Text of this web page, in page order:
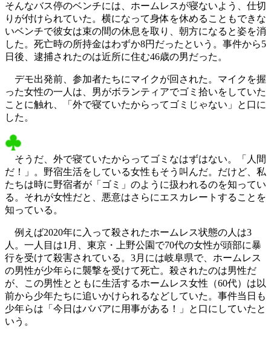
そんなバス停のベンチには、ホームレスが寝ないよう、仕切
りが付けられていた。横になって身体を休めることもできな
いベンチで彼女は束の間の休息を取り、朝方になると姿を消
した。死亡時の所持金はわずか8円だったという。事件から5
日後、逮捕されたのは近所に住む46歳の男だった。
デモ出発前、参加者たちにマイクが回された。マイクを握
った女性の一人は、男がボランティアでゴミ拾いをしていた
ことに触れ、「外で寝ていたからってゴミじゃない」と口に
した。
そうだ、外で寝ていたからってゴミなはずはない。「人間
だ！」。野宿生活をしている女性もそう叫んだ。だけど、私
たちは時に野宿者が「ゴミ」のように扱われるのを知ってい
る。それが女性だと、悪意はさらにエスカレートすることを
知っている。
例えば2020年に入って殺されたホームレス状態の人は3
人。一人目は1月、東京・上野公園で70代の女性が頭部に暴
行を受けて殺害されている。3月には岐阜県で、ホームレス
の男性が少年らに襲撃を受けて死亡。殺されたのは男性だ
が、この男性とともに生活するホームレス女性（60代）は以
前から少年たちに追いかけられるなどしていた。事件当日も
少年らは「今日はババアに用事がある！」と口にしていたと
いう。